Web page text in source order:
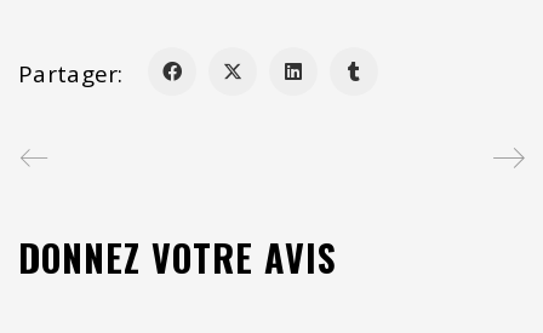
Partager:
DONNEZ VOTRE AVIS